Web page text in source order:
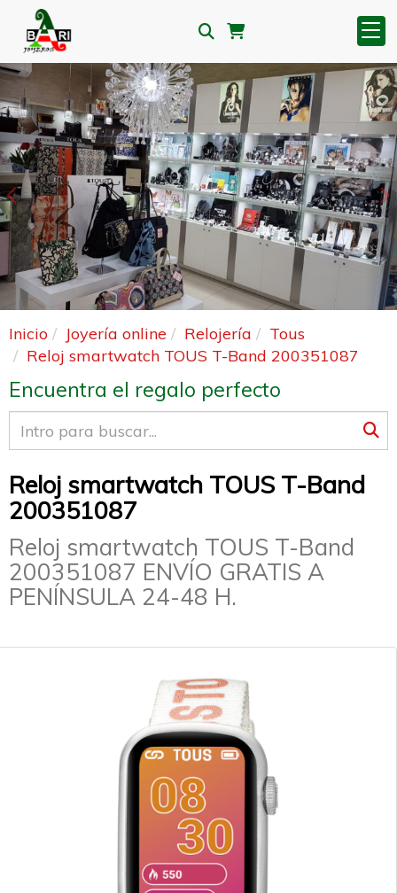
Anterior
Inicio Joyería online Relojería
Tous
Reloj smartwatch TOUS T-Band 200351087
Encuentra el regalo perfecto
Reloj smartwatch TOUS T-Band
200351087
Reloj smartwatch TOUS T-Band
200351087 ENVÍO GRATIS A
PENÍNSULA 24-48 H.